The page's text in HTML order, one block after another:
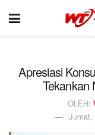
Apresiasi
Tekankan
OLEH:
Jumat,